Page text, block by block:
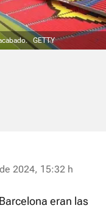
GETTY
2024, 15:32 h
eran las